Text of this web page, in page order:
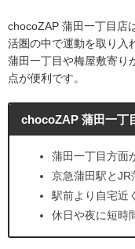
chocoZAP 蒲田一丁目店
活圏の中で運動を取り入
蒲田一丁目や梅屋敷寄り
点が便利です。
chocoZAP 蒲田一丁
蒲田一丁目方面
京急蒲田駅とJR
駅前より自宅近
休日や夜に短時